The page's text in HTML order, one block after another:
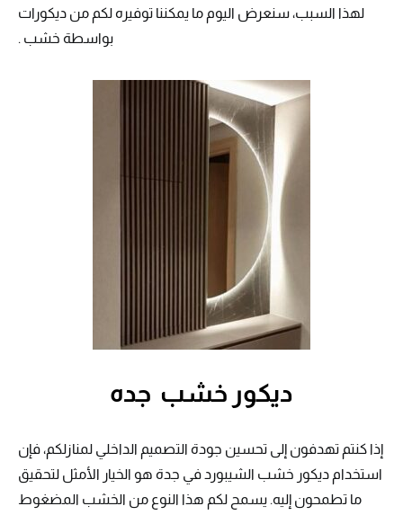
لهذا السبب، سنعرض اليوم ما يمكننا توفيره لكم من ديكورات
بواسطة خشب .
ديكور خشب جده
إذا كنتم تهدفون إلى تحسين جودة التصميم الداخلي لمنازلكم، فإن
استخدام ديكور خشب الشيبورد في جدة هو الخيار الأمثل لتحقيق
ما تطمحون إليه. يسمح لكم هذا النوع من الخشب المضغوط